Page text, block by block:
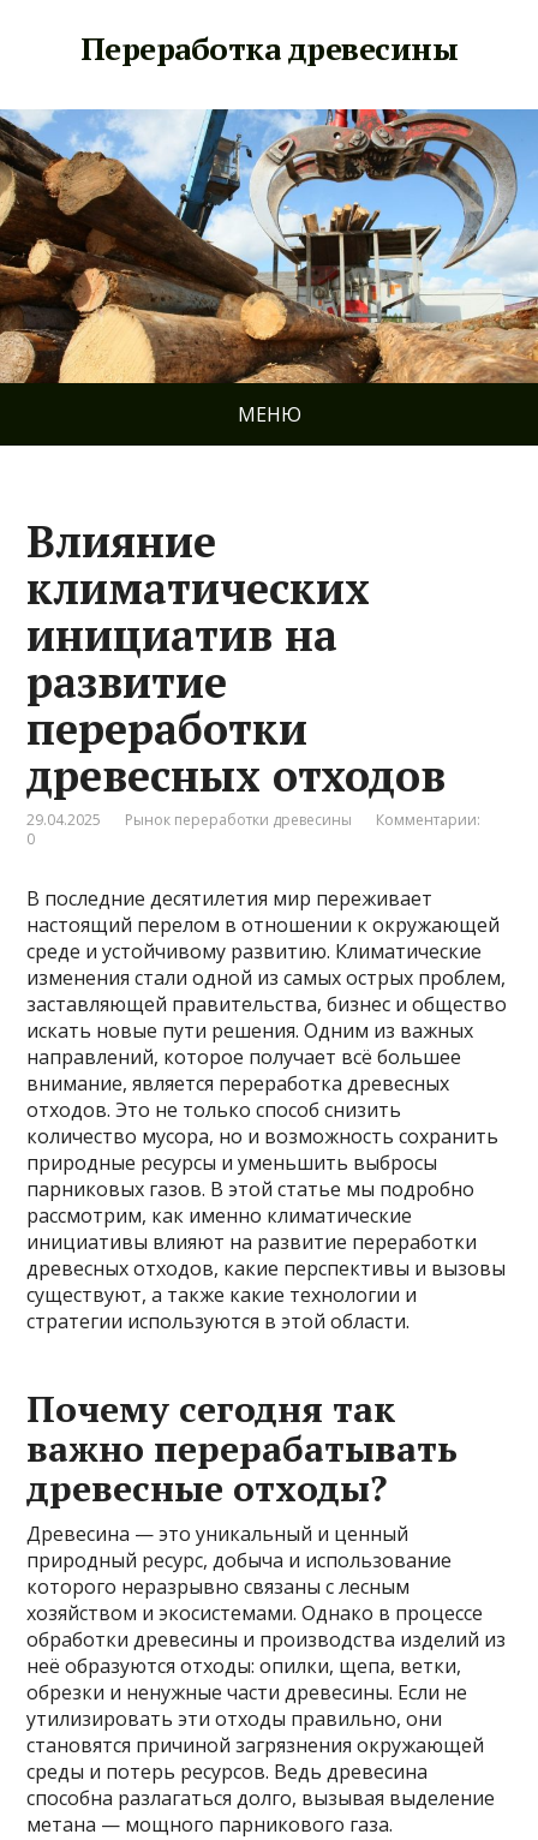
Переработка древесины
МЕНЮ
Влияние
климатических
инициатив на
развитие
переработки
древесных отходов
29.04.2025 Рынок переработки древесины
Комментарии:
0
В последние десятилетия мир переживает
настоящий перелом в отношении к окружающей
среде и устойчивому развитию. Климатические
изменения стали одной из самых острых проблем,
заставляющей правительства, бизнес и общество
искать новые пути решения. Одним из важных
направлений, которое получает всё большее
внимание, является переработка древесных
отходов. Это не только способ снизить
количество мусора, но и возможность сохранить
природные ресурсы и уменьшить выбросы
парниковых газов. В этой статье мы подробно
рассмотрим, как именно климатические
инициативы влияют на развитие переработки
древесных отходов, какие перспективы и вызовы
существуют, а также какие технологии и
стратегии используются в этой области.
Почему сегодня так
важно перерабатывать
древесные отходы?
Древесина — это уникальный и ценный
природный ресурс, добыча и использование
которого неразрывно связаны с лесным
хозяйством и экосистемами. Однако в процессе
обработки древесины и производства изделий из
неё образуются отходы: опилки, щепа, ветки,
обрезки и ненужные части древесины. Если не
утилизировать эти отходы правильно, они
становятся причиной загрязнения окружающей
среды и потерь ресурсов. Ведь древесина
способна разлагаться долго, вызывая выделение
метана — мощного парникового газа.